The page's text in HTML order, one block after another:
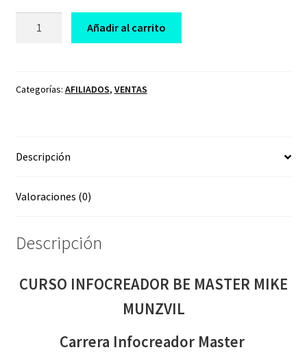
MIKE
Añadir al carrito
Categorías: AFILIADOS, VENTAS
Descripción
Valoraciones (0)
Descripción
CURSO INFOCREADOR BE MASTER MIKE
MUNZVIL
Carrera Infocreador Master